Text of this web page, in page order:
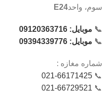
سوم، واحدE24
📞 موبایل: 09120363716
📞 موبایل: 09394339776
شماره‌ مغازه :
📞
021-66171425
📞
021-66729521